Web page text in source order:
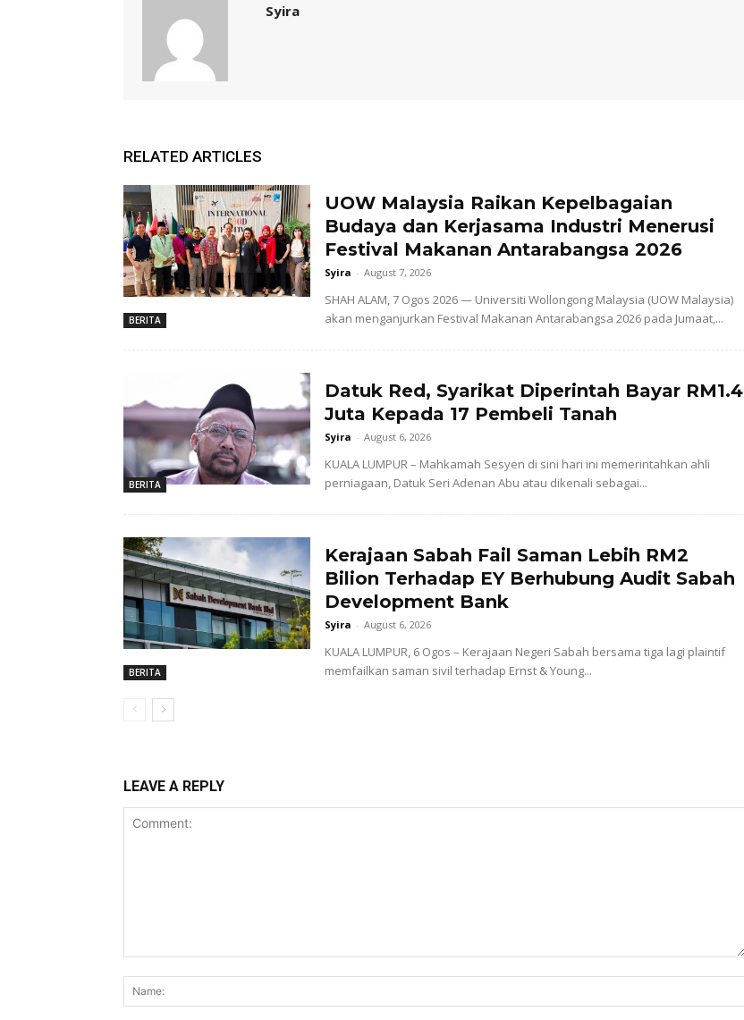
Syira
RELATED ARTICLES
BERITA
UOW Malaysia Raikan Kepelbagaian
Budaya dan Kerjasama Industri Menerusi
Festival Makanan Antarabangsa 2026
Syira - August 7, 2026
SHAH ALAM, 7 Ogos 2026 — Universiti Wollongong Malaysia (UOW Malaysia)
akan menganjurkan Festival Makanan Antarabangsa 2026 pada Jumaat,...
BERITA
Datuk Red, Syarikat Diperintah Bayar RM1.4
Juta Kepada 17 Pembeli Tanah
Syira - August 6, 2026
KUALA LUMPUR – Mahkamah Sesyen di sini hari ini memerintahkan ahli
perniagaan, Datuk Seri Adenan Abu atau dikenali sebagai...
BERITA
Kerajaan Sabah Fail Saman Lebih RM2
Bilion Terhadap EY Berhubung Audit Sabah
Development Bank
Syira - August 6, 2026
KUALA LUMPUR, 6 Ogos – Kerajaan Negeri Sabah bersama tiga lagi plaintif
memfailkan saman sivil terhadap Ernst & Young...
LEAVE A REPLY